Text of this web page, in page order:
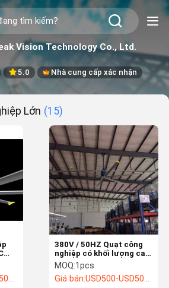
Vision Technology Co., Ltd.
5.0 Nhà cung cấp xác nhận
Lớn (15)
380V / 50HZ Quạt công
nghiệp có khối lượng cao
mạnh mẽ cho các trung
tâm mua sắm
MOQ:1pcs
Giá bán:USD500-USD5000/SET